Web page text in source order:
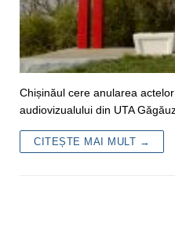
Chișinăul cere anularea
audiovizualului din UTA
CITEȘTE MAI MULT →